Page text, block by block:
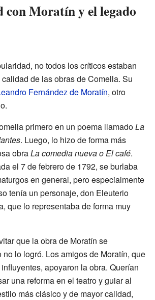
Moratín y el legado
no todos los críticos estaban
de las obras de Comella. Su
Fernández de Moratín, otro
primero en un poema llamadoLa
. Luego, lo hizo de forma más
obraLa comedia nueva o El café.
el 7 de febrero de 1792, se burlaba
en general, pero especialmente
tenía un personaje, don Eleuterio
que lo representaba de forma muy
que la obra de Moratín se
no lo logró. Los amigos de Moratín, que
apoyaron la obra. Querían
una reforma en el teatro y guiar al
más clásico y de mayor calidad,